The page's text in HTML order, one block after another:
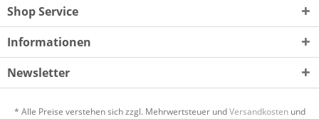
Shop Service
Informationen
Newsletter
* Alle Preise verstehen sich zzgl. Mehrwertsteuer undVersandkostenund